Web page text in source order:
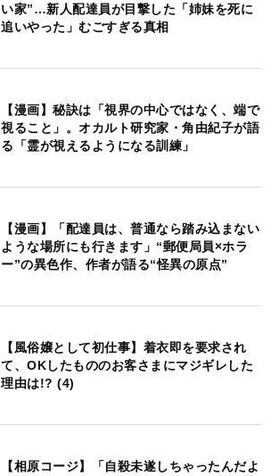
い家”…新人配達員が目撃した「姉妹を死に
追いやった」むごすぎる真相
【漫画】秘訣は「視界の中心ではなく、端で
視ること」。オカルト研究家・角由紀子が語
る「霊が視えるようになる訓練」
【漫画】「配達員は、普通なら踏み込まない
ような場所にも行きます」“郵便局員×ホラ
ー”の異色作、作者が語る“怪異の原点”
【風俗嬢として初仕事】着衣即を要求され
て、OKしたもののお客さまにマジギレした
理由は!? (4)
【相原コージ】「自殺未遂しちゃったんだよ